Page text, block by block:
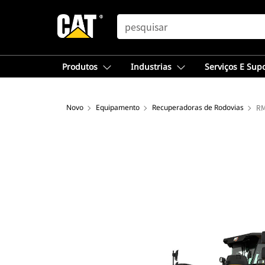
SEARCH
Produtos Industrias Serviços E
Novo Equipamento Recuperadoras de Rodovias